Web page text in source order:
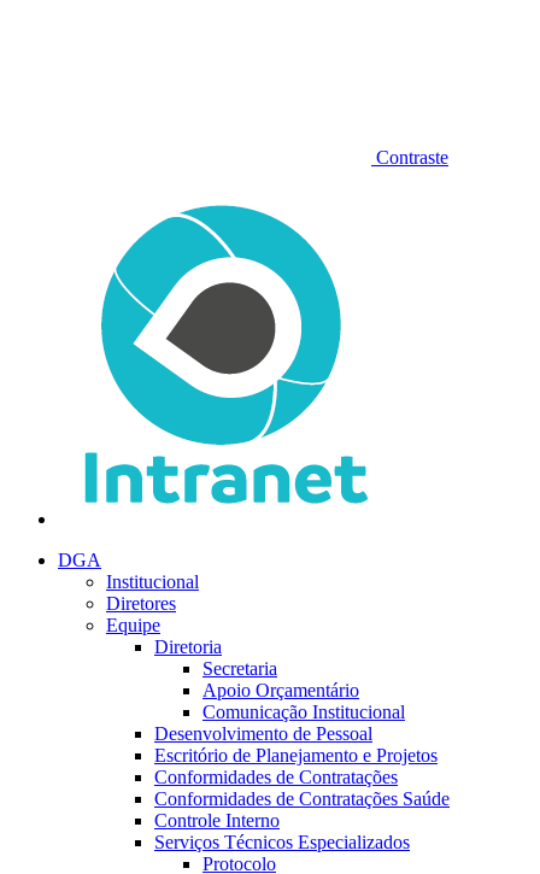
Contraste
DGA
Institucional
Diretores
Equipe
Diretoria
Secretaria
Apoio Orçamentário
Comunicação Institucional
Desenvolvimento de Pessoal
Escritório de Planejamento e Projetos
Conformidades de Contratações
Conformidades de Contratações Saúde
Controle Interno
Serviços Técnicos Especializados
Protocolo